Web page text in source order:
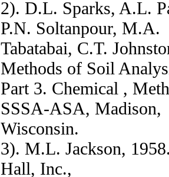
2). D.L. Sparks, A.L.
P.N. Soltanpour, M.A.
Tabatabai, C.T.
Methods of Soil
Part 3. Chemical ,
SSSA-ASA, Madison,
Wisconsin.
3). M.L. Jackson,
Hall, Inc.,